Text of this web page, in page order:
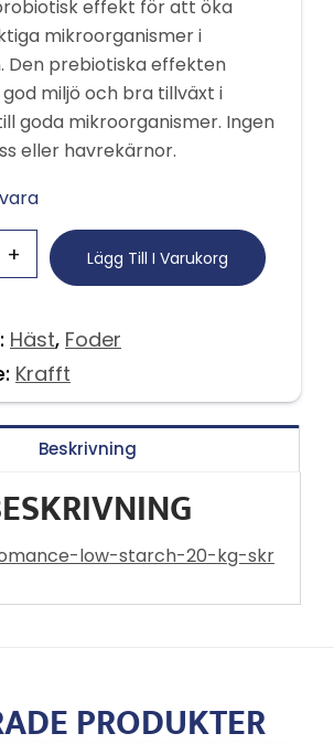
effekt för att öka
mikroorganismer i
Den prebiotiska effekten
miljö och bra tillväxt i
goda mikroorganismer. Ingen
eller havrekärnor.
Lägg Till I Varukorg
Häst, Foder
Krafft
Beskrivning
low-starch-20-kg-skr
PRODUKTER